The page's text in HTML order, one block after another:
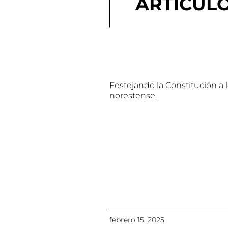
Festejando la Constitución a
norestense.
febrero 15, 2025